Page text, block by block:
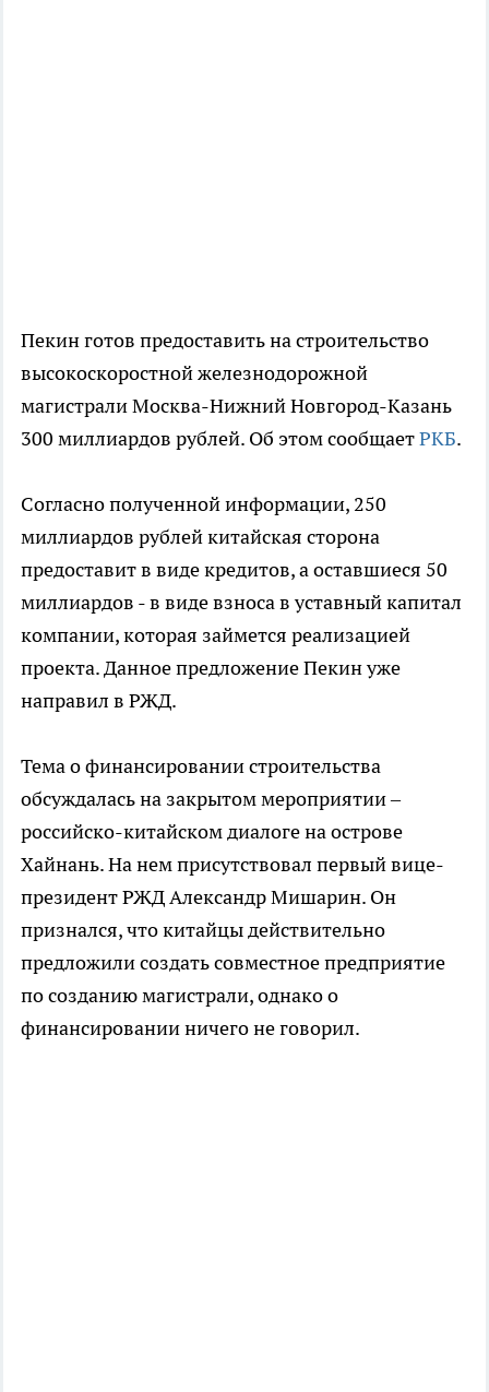
Пекин готов предоставить на строительство
высокоскоростной железнодорожной
магистрали Москва-Нижний Новгород-Казань
300 миллиардов рублей. Об этом сообщаетРКБ.
Согласно полученной информации, 250
миллиардов рублей китайская сторона
предоставит в виде кредитов, а оставшиеся 50
миллиардов - в виде взноса в уставный капитал
компании, которая займется реализацией
проекта. Данное предложение Пекин уже
направил в РЖД.
Тема о финансировании строительства
обсуждалась на закрытом мероприятии –
российско-китайском диалоге на острове
Хайнань. На нем присутствовал первый вице-
президент РЖД Александр Мишарин. Он
признался, что китайцы действительно
предложили создать совместное предприятие
по созданию магистрали, однако о
финансировании ничего не говорил.